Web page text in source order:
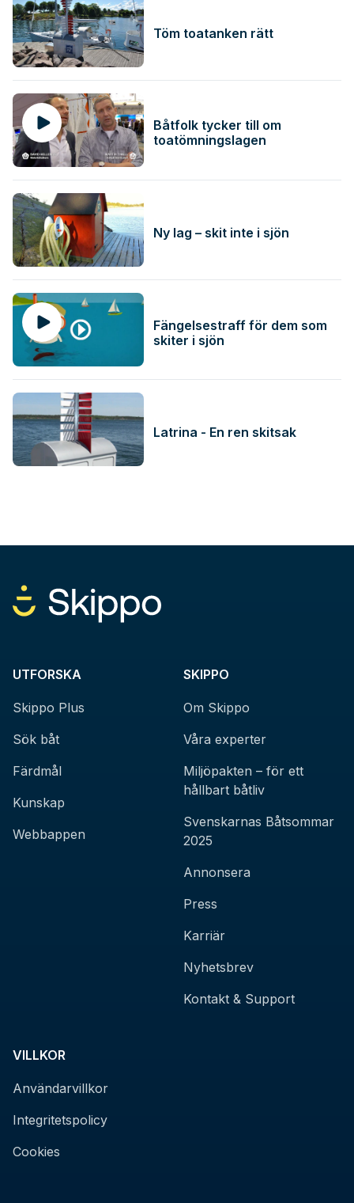
Töm toatanken rätt
Båtfolk tycker till om
toatömningslagen
Ny lag – skit inte i sjön
Fängelsestraff för dem som
skiter i sjön
Latrina - En ren skitsak
UTFORSKA
Skippo Plus
Sök båt
Färdmål
Kunskap
Webbappen
SKIPPO
Om Skippo
Våra experter
Miljöpakten – för ett
hållbart båtliv
Svenskarnas Båtsommar
2025
Annonsera
Press
Karriär
Nyhetsbrev
Kontakt & Support
VILLKOR
Användarvillkor
Integritetspolicy
Cookies